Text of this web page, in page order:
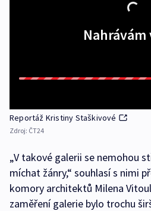
Nahrávám
Reportáž Kristiny Staškivové
Zdroj: ČT24
„V takové galerii se nemohou
míchat žánry,“ souhlasí s nimi
komory architektů Milena
zaměření galerie bylo trochu